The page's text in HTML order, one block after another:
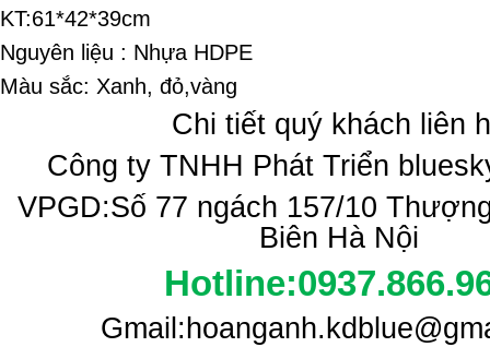
KT:61*42*39cm
Nguyên liệu : Nhựa HDPE
Màu sắc: Xanh, đỏ,vàng
Chi tiết quý khách liên
Công ty TNHH Phát Triển
VPGD:Số 77 ngách 157/10
Biên Hà Nội